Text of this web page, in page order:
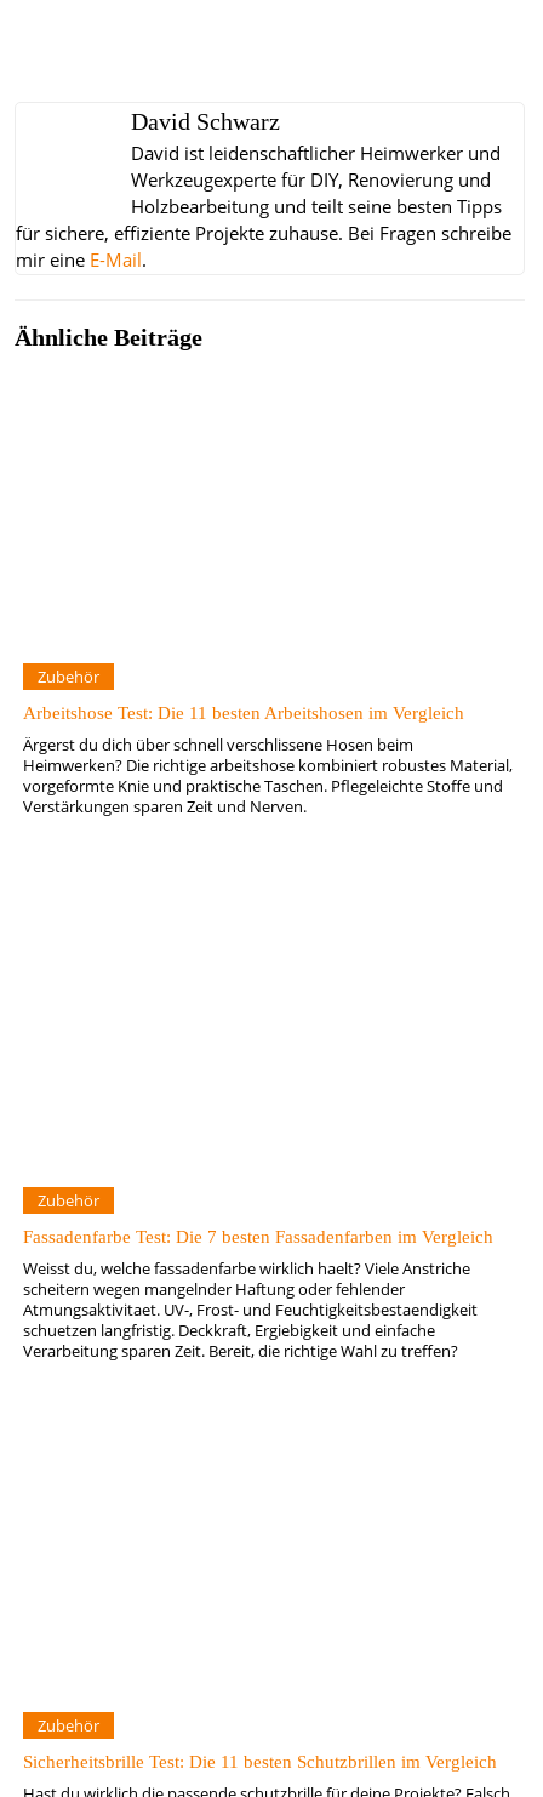
David Schwarz
David ist leidenschaftlicher Heimwerker und
Werkzeugexperte für DIY, Renovierung und
Holzbearbeitung und teilt seine besten Tipps
für sichere, effiziente Projekte zuhause. Bei Fragen schreibe
mir eine E-Mail.
Ähnliche Beiträge
Zubehör
Arbeitshose Test: Die 11 besten Arbeitshosen im Vergleich
Ärgerst du dich über schnell verschlissene Hosen beim
Heimwerken? Die richtige arbeitshose kombiniert robustes Material,
vorgeformte Knie und praktische Taschen. Pflegeleichte Stoffe und
Verstärkungen sparen Zeit und Nerven.
Zubehör
Fassadenfarbe Test: Die 7 besten Fassadenfarben im Vergleich
Weisst du, welche fassadenfarbe wirklich haelt? Viele Anstriche
scheitern wegen mangelnder Haftung oder fehlender
Atmungsaktivitaet. UV-, Frost- und Feuchtigkeitsbestaendigkeit
schuetzen langfristig. Deckkraft, Ergiebigkeit und einfache
Verarbeitung sparen Zeit. Bereit, die richtige Wahl zu treffen?
Zubehör
Sicherheitsbrille Test: Die 11 besten Schutzbrillen im Vergleich